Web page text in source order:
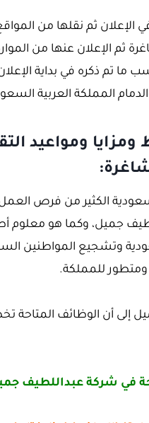
الإعلان ثم نقلها من
ثم الإعلان عنها من
المملكة العربية
ومواعيد
وتشجيع المواطنين
ومتطور للمملكة.
إلى أن الوظائف
في شركة عبداللطيف